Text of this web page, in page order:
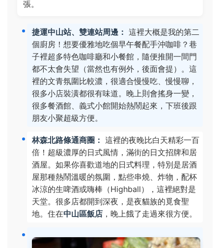
張。
捷運中山站、雙連站周邊： 這裡大概是我的第二
個廚房！想要優雅地吃個早午餐配手沖咖啡？巷
子裡超多特色咖啡廳和小餐館，隨便推開一間門
都不太會失望（當然也有例外，後面會提）。這
裡的文青氛圍比較濃，很適合慢慢吃、慢慢聊，
很多小店裝潢都很有味道。晚上則會搖身一變，
很多餐酒館、義式小館開始熱鬧起來，下班後跟
朋友小聚超級方便。
林森北路條通商圈： 這裡的夜晚比白天精彩一百
倍！超級濃厚的日式風情，滿街的日文招牌和居
酒屋。如果你喜歡道地的日式料理，特別是居酒
屋那種熱鬧溫暖的氛圍，點些串燒、炸物，配杯
冰涼的生啤酒或嗨棒（Highball），這裡絕對是
天堂。很多店都開到深夜，是夜貓族的覓食聖
地。住在中山區飯店 ，晚上餓了走過來很方便。